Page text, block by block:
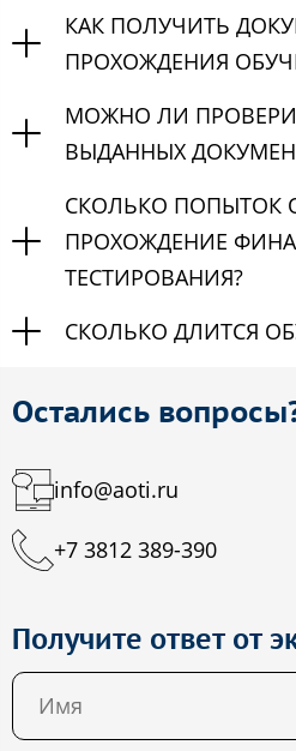
КАК ПОЛУЧИТЬ
ПРОХОЖДЕНИЯ
МОЖНО ЛИ
ВЫДАННЫХ
СКОЛЬКО ПОПЫТОК
ПРОХОЖДЕНИЕ
ТЕСТИРОВАНИЯ?
СКОЛЬКО ДЛИТСЯ
Остались
info@aoti.ru
+7 3812 389-390
Получите ответ от